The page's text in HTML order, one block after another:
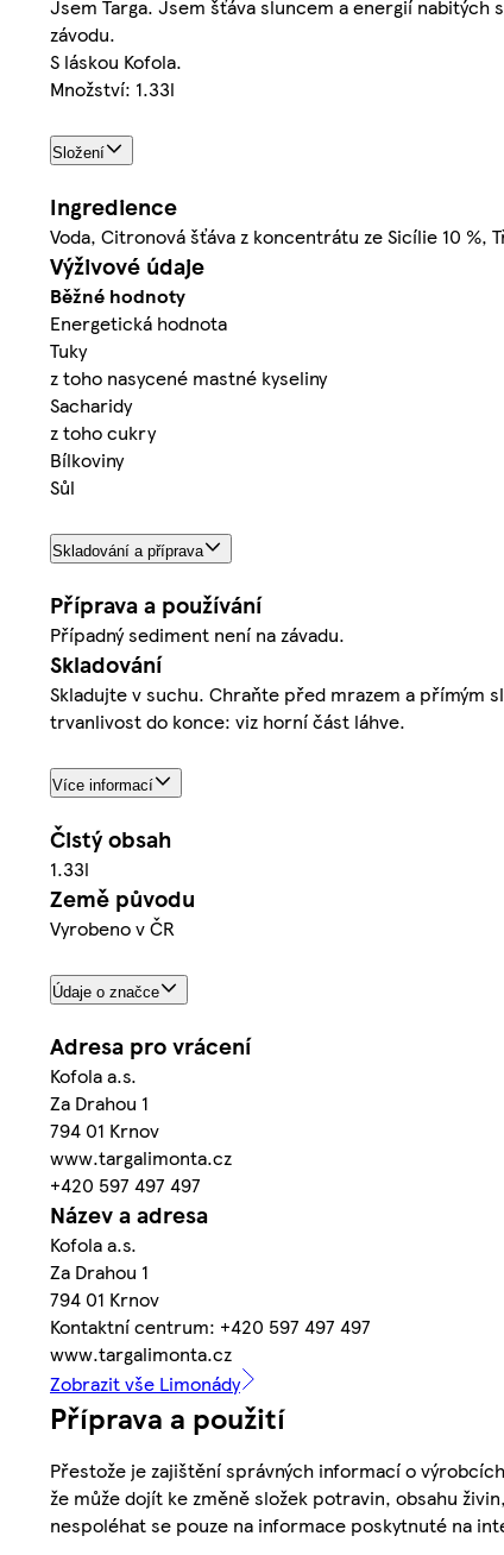
Jsem Targa. Jsem šťáva sluncem a energií
závodu.
S láskou Kofola.
Množství: 1.33l
Složení
Ingredience
Voda, Citronová šťáva z koncentrátu ze Sicílie 10
Výživové údaje
Běžné hodnoty
Energetická hodnota
Tuky
z toho nasycené mastné kyseliny
Sacharidy
z toho cukry
Bílkoviny
Sůl
Skladování a příprava
Příprava a používání
Případný sediment není na závadu.
Skladování
Skladujte v suchu. Chraňte před mrazem a přímým
trvanlivost do konce: viz horní část láhve.
Více informací
Čistý obsah
1.33l
Země původu
Vyrobeno v ČR
Údaje o značce
Adresa pro vrácení
Kofola a.s.
Za Drahou 1
794 01 Krnov
www.targalimonta.cz
+420 597 497 497
Název a adresa
Kofola a.s.
Za Drahou 1
794 01 Krnov
Kontaktní centrum: +420 597 497 497
www.targalimonta.cz
Zobrazit vše Limonády
Příprava a použití
Přestože je zajištění správných informací o
že může dojít ke změně složek potravin, obsahu
nespoléhat se pouze na informace poskytnuté na